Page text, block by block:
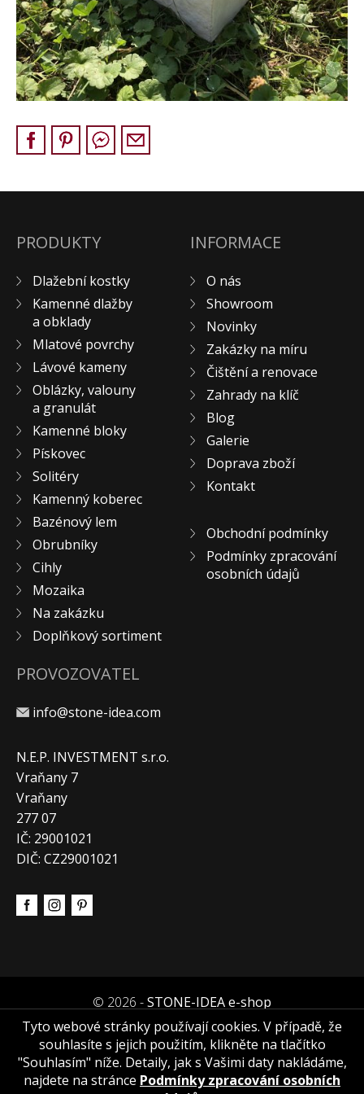
Pískovec
Solitéry
Kamenné bloky
Výrobky z kamene na zakázku
Creative Floor
Doplňkový sortiment
KAMENNÉ DLAŽBY, OBKLADY
ZAKÁZKY NA MÍRU
VÝPRODEJ
BLOG
KONTAKT
PRODUKTY
Dlažební kostky
Kamenné dlažby
a obklady
Mlatové povrchy
Lávové kameny
Oblázky, valouny
a granulát
Kamenné bloky
Pískovec
Solitéry
Kamenný koberec
Bazénový lem
Obrubníky
Cihly
Mozaika
Na zakázku
Doplňkový sortiment
INFORMACE
O nás
Showroom
Novinky
Zakázky na míru
Čištění a renovace
Zahrady na klíč
Blog
Galerie
Doprava zboží
Kontakt
Obchodní podmínky
Podmínky zpracování
osobních údajů
PROVOZOVATEL
info@stone-idea.com
N.E.P. INVESTMENT s.r.o.
Vraňany 7
Vraňany
277 07
IČ: 29001021
DIČ: CZ29001021
© 2026 -STONE-IDEA e-shop
Tyto webové stránky používají cookies. V případě, že
souhlasíte s jejich použitím, klikněte na tlačítko
"Souhlasím" níže. Detaily, jak s Vašimi daty nakládáme,
najdete na stránce Podmínky zpracování osobních